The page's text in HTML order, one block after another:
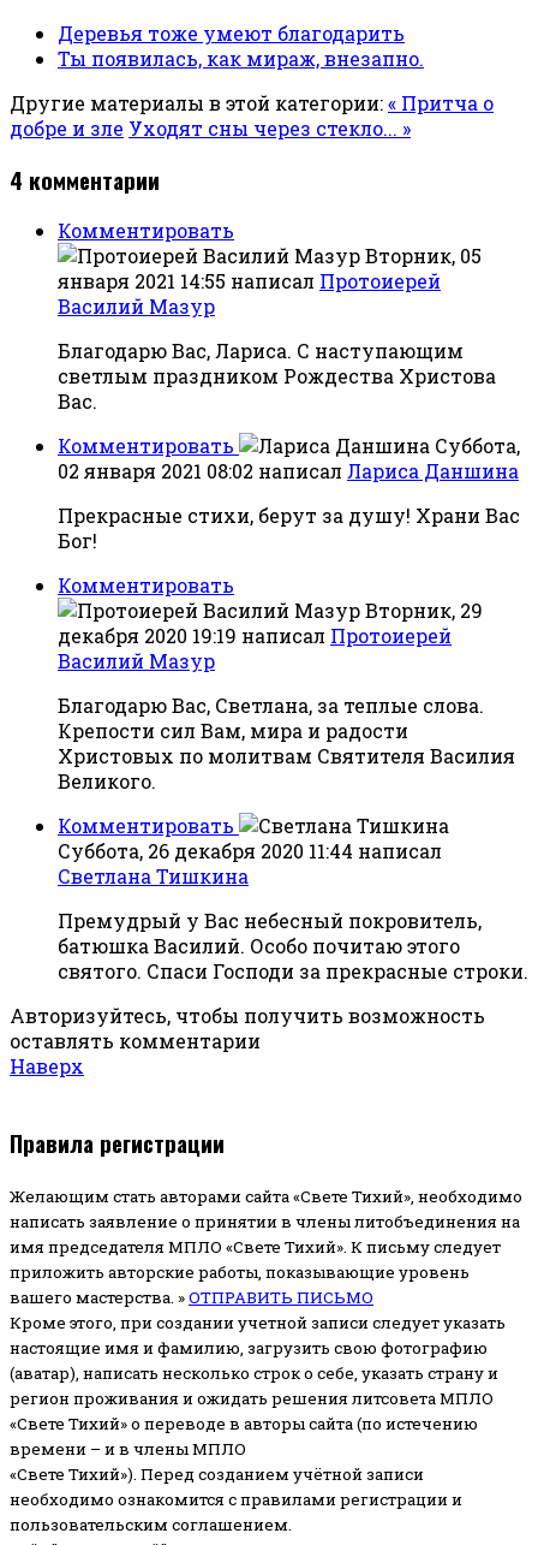
Деревья тоже умеют благодарить
Ты появилась, как мираж, внезапно.
Другие материалы в этой категории:« Притча о
добре и зле Уходят сны через стекло... »
4 комментарии
Комментировать
Вторник, 05
января 2021 14:55 написал Протоиерей
Василий Мазур
Благодарю Вас, Лариса. С наступающим
светлым праздником Рождества Христова
Вас.
Комментировать
Суббота,
02 января 2021 08:02 написал Лариса Даншина
Прекрасные стихи, берут за душу! Храни Вас
Бог!
Комментировать
Вторник, 29
декабря 2020 19:19 написал Протоиерей
Василий Мазур
Благодарю Вас, Светлана, за теплые слова.
Крепости сил Вам, мира и радости
Христовых по молитвам Святителя Василия
Великого.
Комментировать
Суббота, 26 декабря 2020 11:44 написал
Светлана Тишкина
Премудрый у Вас небесный покровитель,
батюшка Василий. Особо почитаю этого
святого. Спаси Господи за прекрасные строки.
Авторизуйтесь, чтобы получить возможность
оставлять комментарии
Наверх
Правила регистрации
Желающим стать авторами сайта «Свете Тихий», необходимо
написать заявление о принятии в члены литобъединения на
имя председателя МПЛО «Свете Тихий». К письму следует
приложить авторские работы, показывающие уровень
вашего мастерства. »ОТПРАВИТЬ ПИСЬМО
Кроме этого, при создании учетной записи следует указать
настоящие имя и фамилию, загрузить свою фотографию
(аватар), написать несколько строк о себе, указать страну и
регион проживания и ожидать решения литсовета МПЛО
«Свете Тихий» о переводе в авторы сайта (по истечению
времени – и в члены МПЛО
«Свете Тихий»). Перед созданием учётной записи
необходимо ознакомится с правилами регистрации и
пользовательским соглашением.